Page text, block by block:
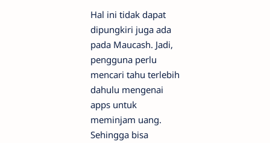
Hal ini tidak dapat
dipungkiri juga ada
pada Maucash. Jadi,
pengguna perlu
mencari tahu terlebih
dahulu mengenai
apps untuk
meminjam uang.
Sehingga bisa